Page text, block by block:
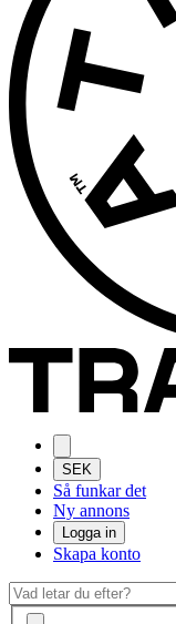
SEK
Så funkar det
Ny annons
Logga in
Skapa konto